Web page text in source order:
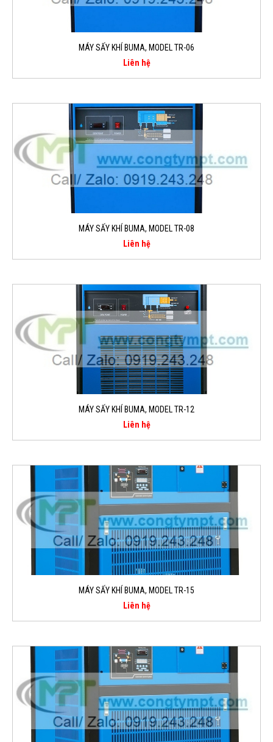
MÁY SẤY KHÍ BUMA, MODEL TR-06
Liên hệ
MÁY SẤY KHÍ BUMA, MODEL TR-08
Liên hệ
MÁY SẤY KHÍ BUMA, MODEL TR-12
Liên hệ
MÁY SẤY KHÍ BUMA, MODEL TR-15
Liên hệ